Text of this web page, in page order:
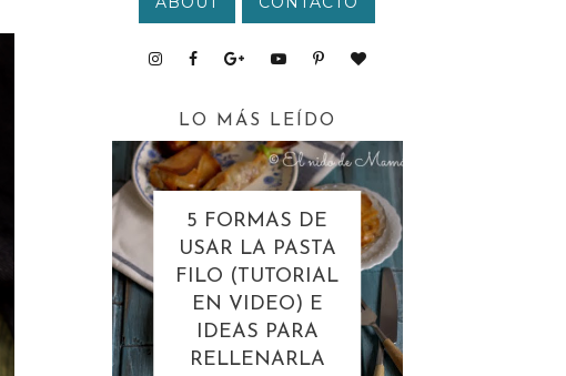
LO MÁS LEÍDO
5 FORMAS DE
USAR LA PASTA
FILO (TUTORIAL
EN VIDEO) E
IDEAS PARA
RELLENARLA